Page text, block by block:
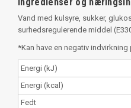
Ingredienser og
Vand med kulsyre, sukker,
surhedsregulerende middel
*Kan have en negativ
Energi (kJ)
Energi (kcal)
Fedt